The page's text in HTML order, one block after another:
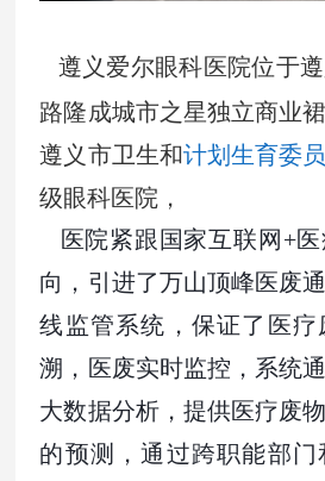
遵义爱尔眼科医院位于
路隆成城市之星独立商业
遵义市卫生和计划生育委
级眼科医院，
医院紧跟国家互联网+
向，引进了万山顶峰医废
线监管系统，保证了医疗
溯，医废实时监控，系统
大数据分析，提供医疗废
的预测，通过跨职能部